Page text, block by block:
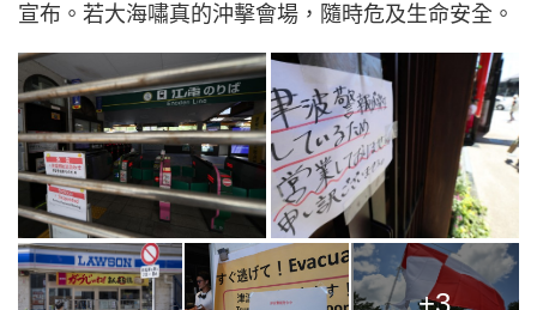
宣布。若大海嘯真的沖擊會場，隨時危及生命安全。